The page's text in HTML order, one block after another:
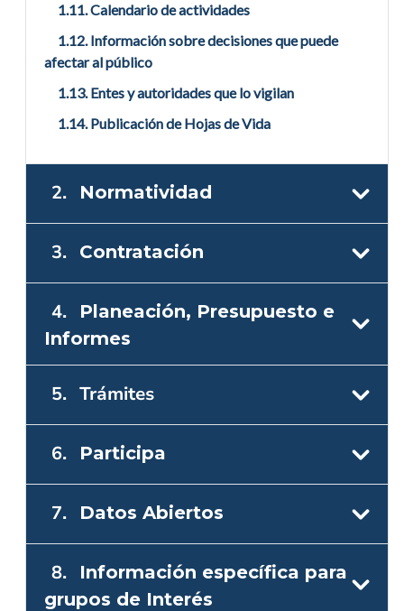
1.11. Calendario de actividades
1.12. Información sobre decisiones que puede
afectar al público
1.13. Entes y autoridades que lo vigilan
1.14. Publicación de Hojas de Vida
2. Normatividad
3. Contratación
4.
Planeación, Presupuesto e
Informes
5. Trámites
6. Participa
7. Datos Abiertos
8.
Información específica para
grupos de Interés